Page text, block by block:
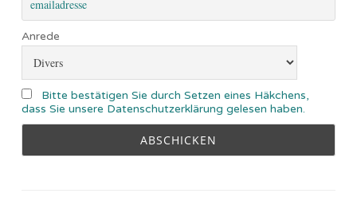
Anrede
Bitte bestätigen Sie durch Setzen eines Häkchens,
dass Sie unsere Datenschutzerklärung gelesen haben.